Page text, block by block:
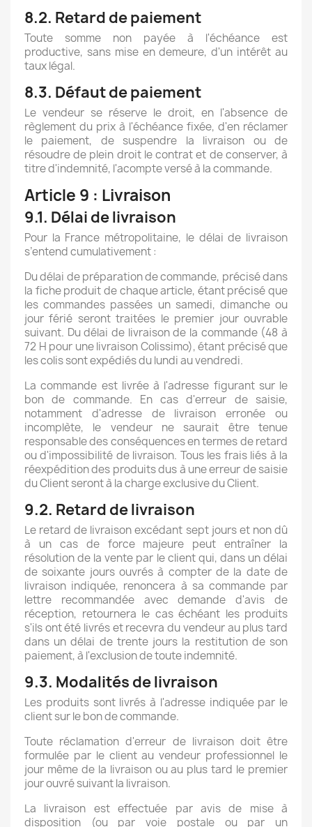
8.2. Retard de paiement
Toute somme non payée à l'échéance est
productive, sans mise en demeure, d'un intérêt au
taux légal.
8.3. Défaut de paiement
Le vendeur se réserve le droit, en l'absence de
règlement du prix à l'échéance fixée, d'en réclamer
le paiement, de suspendre la livraison ou de
résoudre de plein droit le contrat et de conserver, à
titre d'indemnité, l'acompte versé à la commande.
Article 9 : Livraison
9.1. Délai de livraison
Pour la France métropolitaine, le délai de livraison
s’entend cumulativement :
Du délai de préparation de commande, précisé dans
la fiche produit de chaque article, étant précisé que
les commandes passées un samedi, dimanche ou
jour férié seront traitées le premier jour ouvrable
suivant. Du délai de livraison de la commande (48 à
72 H pour une livraison Colissimo), étant précisé que
les colis sont expédiés du lundi au vendredi.
La commande est livrée à l'adresse figurant sur le
bon de commande. En cas d'erreur de saisie,
notamment d'adresse de livraison erronée ou
incomplète, le vendeur ne saurait être tenue
responsable des conséquences en termes de retard
ou d'impossibilité de livraison. Tous les frais liés à la
réexpédition des produits dus à une erreur de saisie
du Client seront à la charge exclusive du Client.
9.2. Retard de livraison
Le retard de livraison excédant sept jours et non dû
à un cas de force majeure peut entraîner la
résolution de la vente par le client qui, dans un délai
de soixante jours ouvrés à compter de la date de
livraison indiquée, renoncera à sa commande par
lettre recommandée avec demande d'avis de
réception, retournera le cas échéant les produits
s'ils ont été livrés et recevra du vendeur au plus tard
dans un délai de trente jours la restitution de son
paiement, à l'exclusion de toute indemnité.
9.3. Modalités de livraison
Les produits sont livrés à l'adresse indiquée par le
client sur le bon de commande.
Toute réclamation d'erreur de livraison doit être
formulée par le client au vendeur professionnel le
jour même de la livraison ou au plus tard le premier
jour ouvré suivant la livraison.
La livraison est effectuée par avis de mise à
disposition (ou par voie postale ou par un